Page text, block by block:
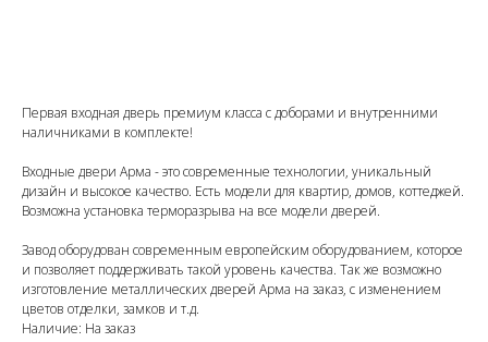
Первая входная дверь премиум класса с доборами и внутренними
наличниками в комплекте!
Входные двери Арма - это современные технологии, уникальный
дизайн и высокое качество. Есть модели для квартир, домов, коттеджей.
Возможна установка терморазрыва на все модели дверей.
Завод оборудован современным европейским оборудованием, которое
и позволяет поддерживать такой уровень качества. Так же возможно
изготовление металлических дверей Арма на заказ, с изменением
цветов отделки, замков и т.д.
Наличие: На заказ